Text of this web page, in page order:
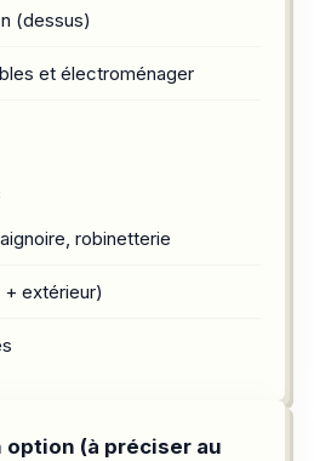
(dessus)
et électroménager
robinetterie
extérieur)
option (à préciser au